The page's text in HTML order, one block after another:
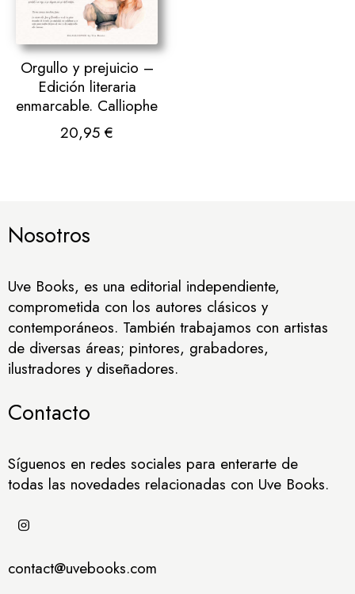
Orgullo y prejuicio –
Edición literaria
enmarcable. Calliophe
20,95 €
Nosotros
Uve Books, es una editorial independiente,
comprometida con los autores clásicos y
contemporáneos. También trabajamos con artistas
de diversas áreas; pintores, grabadores,
ilustradores y diseñadores.
Contacto
Síguenos en redes sociales para enterarte de
todas las novedades relacionadas con Uve Books.
contact@uvebooks.com